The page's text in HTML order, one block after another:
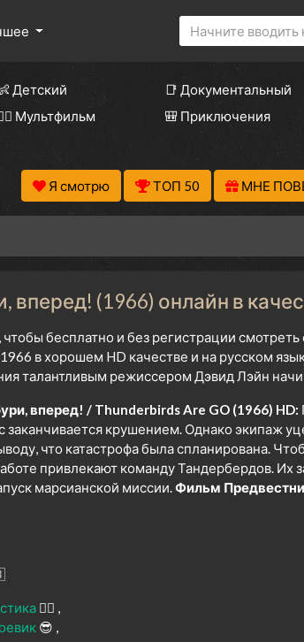
Детский 📑 Документальный
Мультфильм 🎒 Приключения
Я смотрю ТОП 50 МНЕ
вперед! (1966) онлайн в
бесплатно и без регистрации
в хорошем HD качестве и на русском
талантливым режиссером Дэвид Лэйн
вперед! / Thunderbirds Are GO (1966) HD:
заканчивается крушением. Однако экипаж
что катастрофа была спланирована.
привлекают команду Тандербердов. Их
марсианской миссии.Фильм
🧙‍♀️
😎